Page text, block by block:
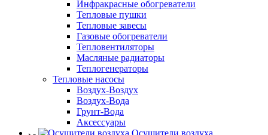
Инфракрасные обогреватели
Тепловые пушки
Тепловые завесы
Газовые обогреватели
Тепловентиляторы
Масляные радиаторы
Теплогенераторы
Тепловые насосы
Воздух-Воздух
Воздух-Вода
Грунт-Вода
Аксессуары
Осушители воздуха